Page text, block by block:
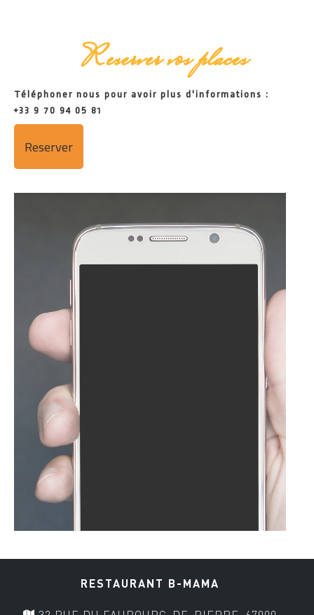
Reserver vos places
Téléphoner nous pour avoir plus d'informations :
+33 9 70 94 05 81
Reserver
RESTAURANT B-MAMA